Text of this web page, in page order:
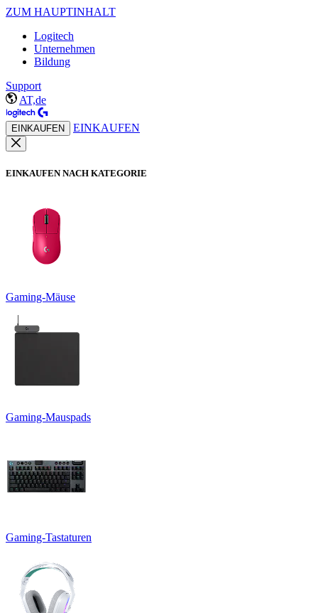
ZUM HAUPTINHALT
Logitech
Unternehmen
Bildung
Support
AT,de
EINKAUFEN EINKAUFEN
EINKAUFEN NACH KATEGORIE
Gaming-Mäuse
Gaming-Mauspads
Gaming-Tastaturen